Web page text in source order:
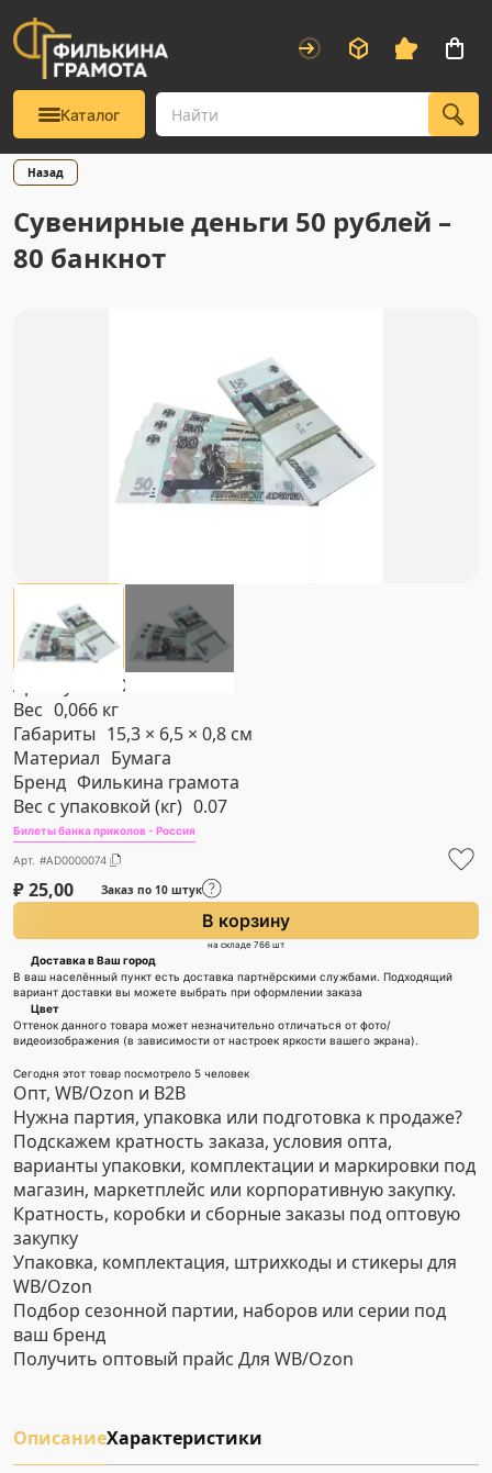
Каталог
Назад
Сувенирные деньги 50 рублей –
80 банкнот
Артикул
#AD0000074
Вес 0,066 кг
Габариты 15,3 × 6,5 × 0,8 см
Материал Бумага
Бренд Филькина грамота
Вес с упаковкой (кг) 0.07
Билеты банка приколов - Россия
Арт. #AD0000074
₽25,00 Заказ по 10 штук
В корзину
на складе 766 шт
Доставка в Ваш город
В ваш населённый пункт есть доставка партнёрскими службами. Подходящий
вариант доставки вы можете выбрать при оформлении заказа
Цвет
Оттенок данного товара может незначительно отличаться от фото/
видеоизображения (в зависимости от настроек яркости вашего экрана).
Сегодня этот товар посмотрело 5 человек
Опт, WB/Ozon и B2B
Нужна партия, упаковка или подготовка к продаже?
Подскажем кратность заказа, условия опта,
варианты упаковки, комплектации и маркировки под
магазин, маркетплейс или корпоративную закупку.
Кратность, коробки и сборные заказы под оптовую
закупку
Упаковка, комплектация, штрихкоды и стикеры для
WB/Ozon
Подбор сезонной партии, наборов или серии под
ваш бренд
Получить оптовый прайс Для WB/Ozon
ОписаниеХарактеристики